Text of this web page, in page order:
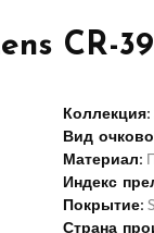
CR-39
Коллекция:
Вид
Материал:
Индекс
Покрытие:
Страна